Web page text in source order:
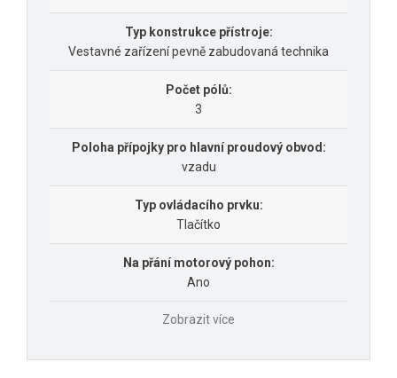
Typ konstrukce přístroje:
Vestavné zařízení pevně zabudovaná technika
Počet pólů:
3
Poloha přípojky pro hlavní proudový obvod:
vzadu
Typ ovládacího prvku:
Tlačítko
Na přání motorový pohon:
Ano
Zobrazit více